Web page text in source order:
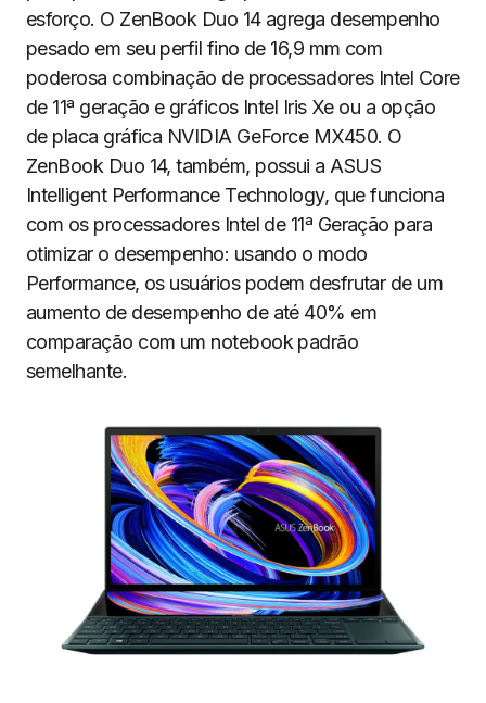
esforço. O ZenBook Duo 14 agrega desempenho
pesado em seu perfil fino de 16,9 mm com
poderosa combinação de processadores Intel Core
de 11ª geração e gráficos Intel Iris Xe ou a opção
de placa gráfica NVIDIA GeForce MX450. O
ZenBook Duo 14, também, possui a ASUS
Intelligent Performance Technology, que funciona
com os processadores Intel de 11ª Geração para
otimizar o desempenho: usando o modo
Performance, os usuários podem desfrutar de um
aumento de desempenho de até 40% em
comparação com um notebook padrão
semelhante.